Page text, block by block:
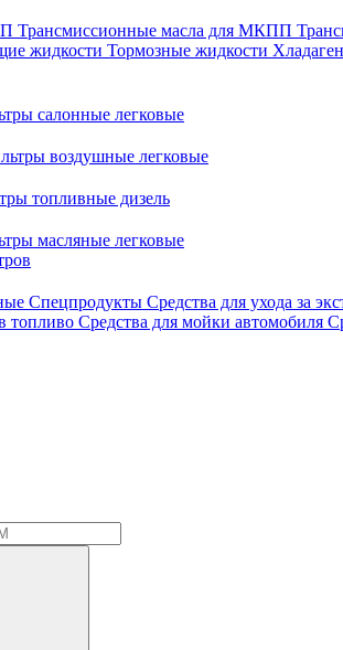
Трансмиссионные масла для МКПП
жидкости Тормозные жидкости
салонные легковые
воздушные легковые
топливные дизель
масляные легковые
Спецпродукты Средства для ухода за
топливо Средства для мойки автомобиля